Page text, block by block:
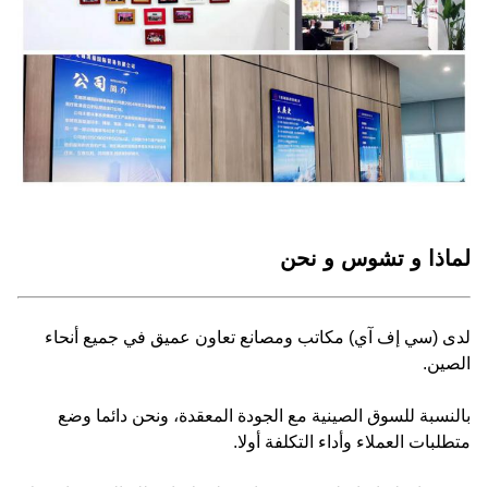
لماذا و تشوس و نحن
لدى (سي إف آي) مكاتب ومصانع تعاون عميق في جميع أنحاء
الصين.
بالنسبة للسوق الصينية مع الجودة المعقدة، ونحن دائما وضع
متطلبات العملاء وأداء التكلفة أولا.